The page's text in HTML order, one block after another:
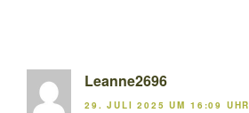
Leanne2696
29. JULI 2025 UM 16:09 UHR